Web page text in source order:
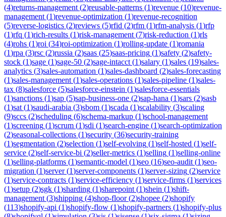
(4)returns-management (2)reusable-patterns (1)revenue (10)revenue-
management (1)revenue-optimization (1)revenue-recognition
(5)reverse-logistics (2)reviews (5)rfid (2)rfm (1)rfm-analysis (1)rfp
(1)rfq (1)rich-results (1)risk-management (7)risk-reduction (1)rls
(4)rohs (1)roi (34)roi-optimization (1)rolling-update (1)romania
(1)rpa (3)rsc (2)russia (2)saas (25)saas-pricing (1)safety (2)safety-
stock (1)sage (1)sage-50 (2)sage-intacct (1)salary (1)sales (19)sales-
analytics (3)sales-automation (1)sales-dashboard (2)sales-forecasting
(1)sales-management (1)sales-operations (1)sales-pipeline (1)sales-
tax (8)salesforce (5)salesforce-einstein (1)salesforce-essentials
(1)sanctions (1)sap (5)sap-business-one (2)sap-hana (1)sars (2)sasb
(1)sat (1)saudi-arabia (3)sbom (1)scada (1)scalability (3)scaling
(9)sccs (2)scheduling (6)schema-markup (1)school-management
(1)screening (1)scrum (1)sdi (1)search-engine (1)search-optimization
(2)seasonal-collections (1)security (36)security-training
(1)segmentation (2)selection (1)self-evolving (1)self-hosted (1)self-
service (2)self-service-bi (2)seller-metrics (1)selling (1)selling-online
(1)selling-platforms (1)semantic-model (1)seo (16)seo-audit (1)seo-
migration (1)server(1)server-components (1)server-sizing (2)service
(1)service-contracts (1)service-efficiency (1)service-firms (1)services
(1)setup (2)sgk (1)sharding (1)sharepoint (1)shein (1)shift-
management (3)shipping (4)shop-floor(2)shopee (2)shopify
(113)shopify-api (1)shopify-flow (1)shopify-partners (1)shopify-plus